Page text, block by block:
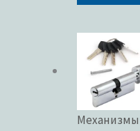
Механизмы